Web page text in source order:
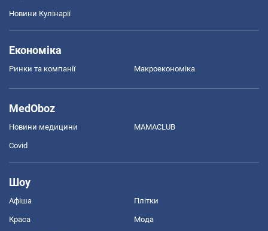
Новини Кулінарії
Економіка
Ринки та компанії Макроекономіка
MedOboz
Новини медицини MAMACLUB
Covid
Шоу
Афіша Плітки
Краса Мода